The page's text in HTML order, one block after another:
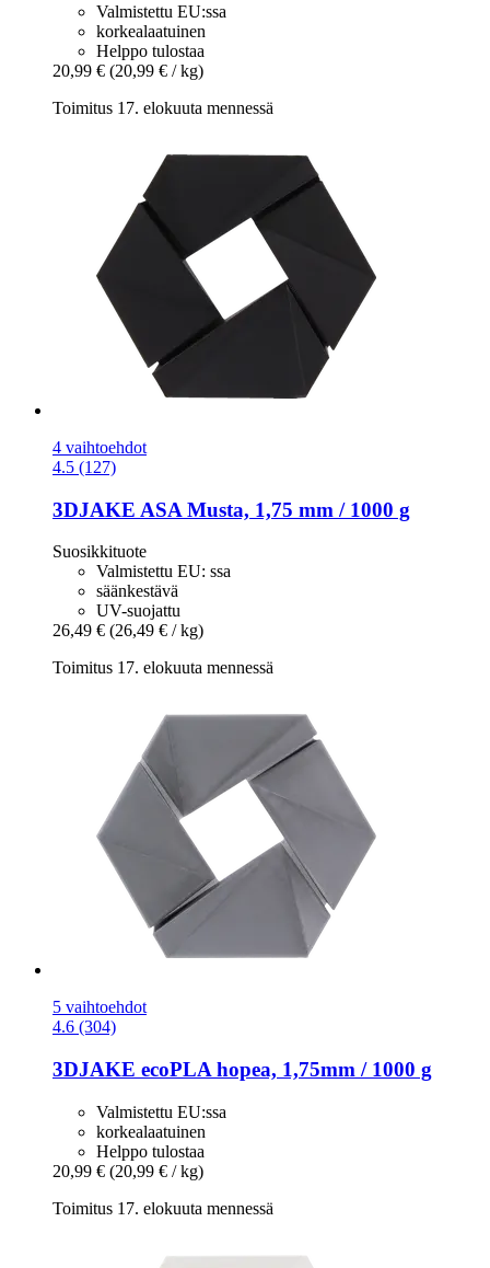
Valmistettu EU:ssa
korkealaatuinen
Helppo tulostaa
20,99 € (20,99 € / kg)
Toimitus 17. elokuuta mennessä
4 vaihtoehdot
4.5 (127)
3DJAKE ASA Musta, 1,75 mm / 1000 g
Suosikkituote
Valmistettu EU: ssa
säänkestävä
UV-suojattu
26,49 € (26,49 € / kg)
Toimitus 17. elokuuta mennessä
5 vaihtoehdot
4.6 (304)
3DJAKE ecoPLA hopea, 1,75mm / 1000 g
Valmistettu EU:ssa
korkealaatuinen
Helppo tulostaa
20,99 € (20,99 € / kg)
Toimitus 17. elokuuta mennessä